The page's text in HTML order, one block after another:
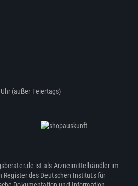
(außer Feiertags)
ist als Arzneimittelhändler im
Register des Deutschen Instituts für